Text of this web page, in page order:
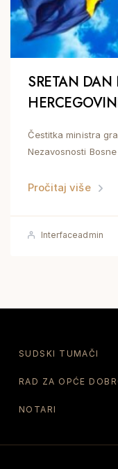
SRETAN
Čestitka ministra
Nezavosnosti
Pročitaj više
Interfaceadmin
SUDSKI TUMAČI
RAD ZA OPĆE
NOTARI